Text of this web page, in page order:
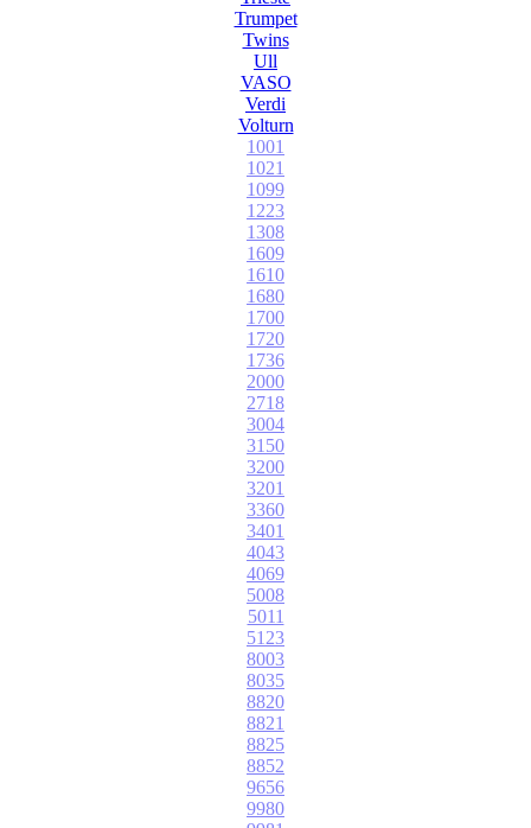
Trumpet
Twins
Ull
VASO
Verdi
Volturn
1001
1021
1099
1223
1308
1609
1610
1680
1700
1720
1736
2000
2718
3004
3150
3200
3201
3360
3401
4043
4069
5008
5011
5123
8003
8035
8820
8821
8825
8852
9656
9980